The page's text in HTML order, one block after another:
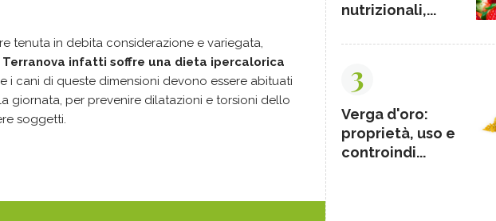
tenuta in debita considerazione e variegata,
Terranova infatti soffre una dieta ipercalorica
i cani di queste dimensioni devono essere abituati
giornata, per prevenire dilatazioni e torsioni dello
soggetti.
nutrizionali,...
3
Verga d'oro:
proprietà, uso e
controindi...